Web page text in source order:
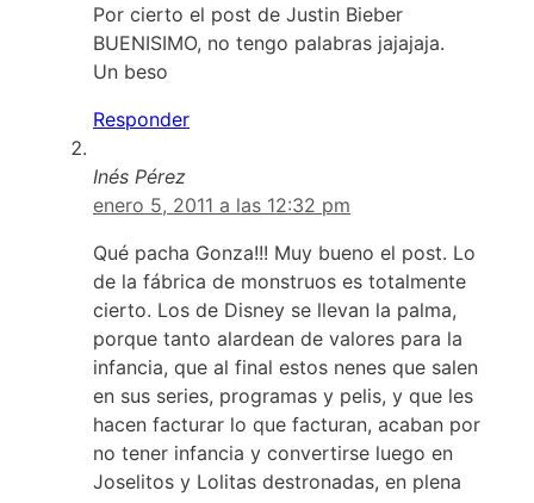
Por cierto el post de Justin Bieber
BUENISIMO, no tengo palabras jajajaja.
Un beso
Responder
Inés Pérez
enero 5, 2011 a las 12:32 pm
Qué pacha Gonza!!! Muy bueno el post. Lo
de la fábrica de monstruos es totalmente
cierto. Los de Disney se llevan la palma,
porque tanto alardean de valores para la
infancia, que al final estos nenes que salen
en sus series, programas y pelis, y que les
hacen facturar lo que facturan, acaban por
no tener infancia y convertirse luego en
Joselitos y Lolitas destronadas, en plena